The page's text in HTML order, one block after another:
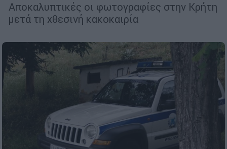
Αποκαλυπτικές οι φωτογραφίες στην Κρήτη
μετά τη χθεσινή κακοκαιρία